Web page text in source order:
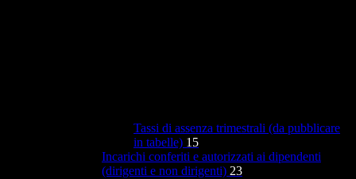
Tassi di assenza trimestrali (da pubblicare
in tabelle) 15
Incarichi conferiti e autorizzati ai dipendenti
(dirigenti e non dirigenti) 23